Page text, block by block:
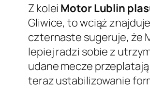
Z kolei Motor Lublin
Gliwice, to wciąż
czternaste sugeruje, że
lepiej radzi sobie z
udane mecze
teraz ustabilizowanie